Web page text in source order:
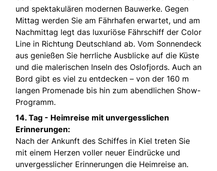
und spektakulären modernen Bauwerke. Gegen
Mittag werden Sie am Fährhafen erwartet, und am
Nachmittag legt das luxuriöse Fährschiff der Color
Line in Richtung Deutschland ab. Vom Sonnendeck
aus genießen Sie herrliche Ausblicke auf die Küste
und die malerischen Inseln des Oslofjords. Auch an
Bord gibt es viel zu entdecken – von der 160 m
langen Promenade bis hin zum abendlichen Show-
Programm.
14. Tag - Heimreise mit unvergesslichen
Erinnerungen:
Nach der Ankunft des Schiffes in Kiel treten Sie
mit einem Herzen voller neuer Eindrücke und
unvergesslicher Erinnerungen die Heimreise an.